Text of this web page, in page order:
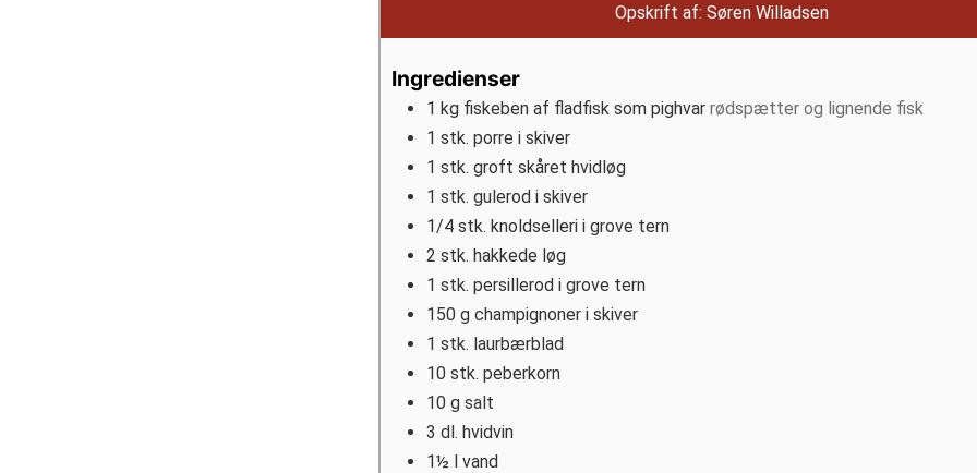
Opskrift af:Søren Willadsen
Ingredienser
1 kg fiskeben af fladfisk som pighvar rødspætter og lignende fisk
1 stk. porre i skiver
1 stk. groft skåret hvidløg
1 stk. gulerod i skiver
1/4 stk. knoldselleri i grove tern
2 stk. hakkede løg
1 stk. persillerod i grove tern
150 g champignoner i skiver
1 stk. laurbærblad
10 stk. peberkorn
10 g salt
3 dl. hvidvin
1½ l vand